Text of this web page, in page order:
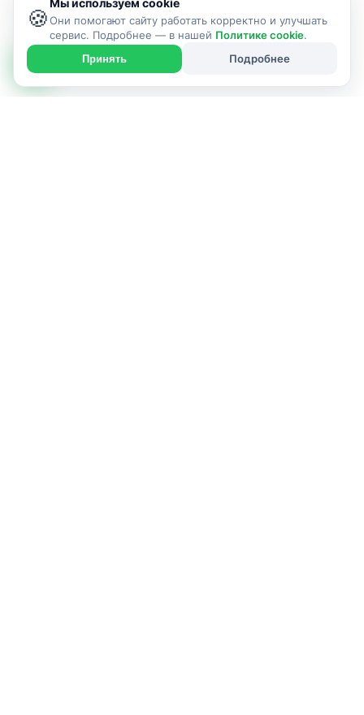
🍪
Мы используем cookie
Они помогают сайту работать корректно и улучшать
сервис. Подробнее — в нашей Политике cookie.
Принять Подробнее